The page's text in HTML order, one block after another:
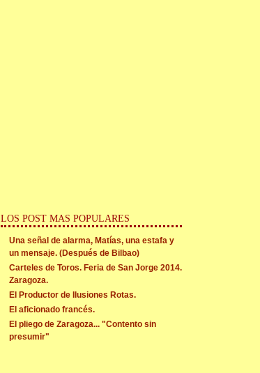
LOS POST MAS POPULARES
Una señal de alarma, Matías, una estafa y
un mensaje. (Después de Bilbao)
Carteles de Toros. Feria de San Jorge 2014.
Zaragoza.
El Productor de Ilusiones Rotas.
El aficionado francés.
El pliego de Zaragoza... "Contento sin
presumir"